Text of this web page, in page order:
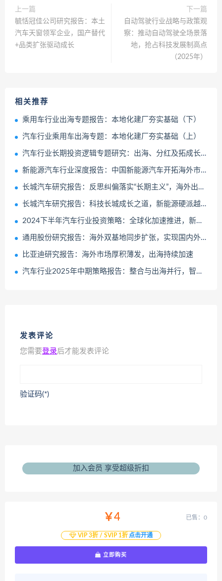
上一篇
毓恬冠佳公司研究报告：本土
汽车天窗领军企业，国产替代
+品类扩张驱动成长
下一篇
自动驾驶行业战略与政策观
察：推动自动驾驶全场景落
地，抢占科技发展制高点
（2025年）
相关推荐
乘用车行业出海专题报告：本地化建厂夯实基础（下）
汽车行业乘用车出海专题：本地化建厂夯实基础（上）
汽车行业长期投资逻辑专题研究：出海、分红及拓成长空间的公司，具备长线长投机会
新能源汽车行业深度报告：中国新能源汽车开拓海外市场，主流车型占比提升
长城汽车研究报告：反思纠偏落实“长期主义”，海外出口成为增长新势能
长城汽车研究报告：科技长城成长之道，新能源硬派越野+全品牌生态出海
2024下半年汽车行业投资策略：全球化加速推进，新能车核心成长壁垒再发现
通用股份研究报告：海外双基地同步扩张，实现国内外双循环
比亚迪研究报告：海外市场厚积薄发，出海持续加速
汽车行业2025年中期策略报告：整合与出海并行，智驾与机器人齐飞
发表评论
您需要登录后才能发表评论
验证码(*)
加入会员 享受超级折扣
￥4
VIP 3折 / SVIP 1折 点击开通
已售：0
立即购买